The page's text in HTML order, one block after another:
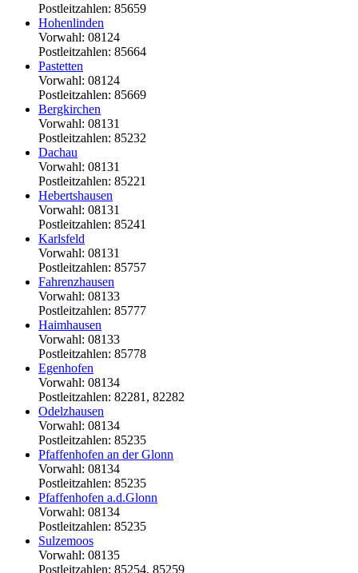
Postleitzahlen: 85659
Hohenlinden
Vorwahl: 08124
Postleitzahlen: 85664
Pastetten
Vorwahl: 08124
Postleitzahlen: 85669
Bergkirchen
Vorwahl: 08131
Postleitzahlen: 85232
Dachau
Vorwahl: 08131
Postleitzahlen: 85221
Hebertshausen
Vorwahl: 08131
Postleitzahlen: 85241
Karlsfeld
Vorwahl: 08131
Postleitzahlen: 85757
Fahrenzhausen
Vorwahl: 08133
Postleitzahlen: 85777
Haimhausen
Vorwahl: 08133
Postleitzahlen: 85778
Egenhofen
Vorwahl: 08134
Postleitzahlen: 82281, 82282
Odelzhausen
Vorwahl: 08134
Postleitzahlen: 85235
Pfaffenhofen an der Glonn
Vorwahl: 08134
Postleitzahlen: 85235
Pfaffenhofen a.d.Glonn
Vorwahl: 08134
Postleitzahlen: 85235
Sulzemoos
Vorwahl: 08135
Postleitzahlen: 85254, 85259